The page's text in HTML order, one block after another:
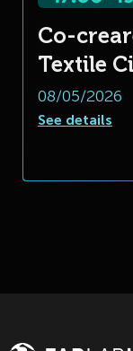
Co-
Textile
08/05/2026
See details